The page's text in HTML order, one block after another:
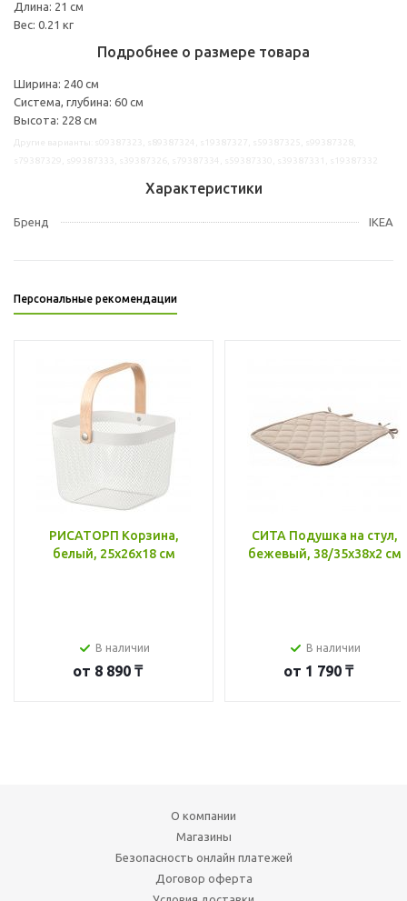
Длина: 21 см
Вес: 0.21 кг
Подробнее о размере товара
Ширина: 240 см
Система, глубина: 60 см
Высота: 228 см
Характеристики
Бренд IKEA
Персональные рекомендации
РИСАТОРП Корзина,
белый, 25x26x18 см
В наличии
от 8 890 ₸
СИТА Подушка на стул,
бежевый, 38/35x38x2 см
В наличии
от 1 790 ₸
О компании
Магазины
Безопасность онлайн платежей
Договор оферта